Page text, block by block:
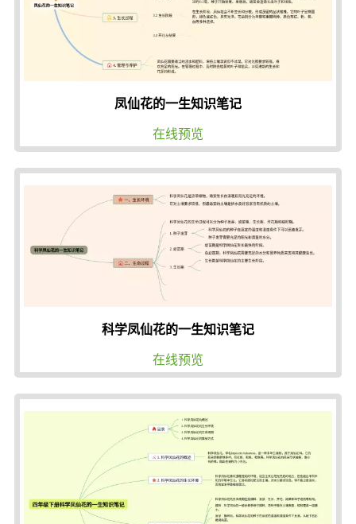
凤仙花的一生知识笔记
在线预览
科学凤仙花的一生知识笔记
在线预览